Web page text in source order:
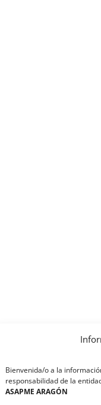
Bienvenida/o a la
responsabilidad de la
ASAPME ARAGÓN